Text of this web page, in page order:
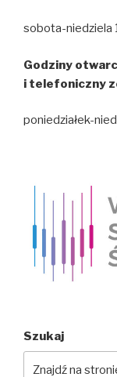
sobota-niedziela
Godziny
i telefoniczny
poniedziałek-
Szukaj